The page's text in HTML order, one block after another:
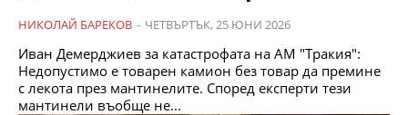
НИКОЛАЙ БАРЕКОВ - ЧЕТВЪРТЪК, 25 ЮНИ 2026
Иван Демерджиев за катастрофата на АМ "Тракия":
Недопустимо е товарен камион без товар да премине
с лекота през мантинелите. Според експерти тези
мантинели въобще не...